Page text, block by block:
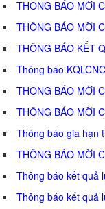
THÔNG BÁO MỜI
THÔNG BÁO MỜI
THÔNG BÁO KẾT
Thông báo
THÔNG BÁO MỜI
THÔNG BÁO MỜI
Thông báo gia hạn
THÔNG BÁO MỜI
Thông báo kết quả
Thông báo kết quả